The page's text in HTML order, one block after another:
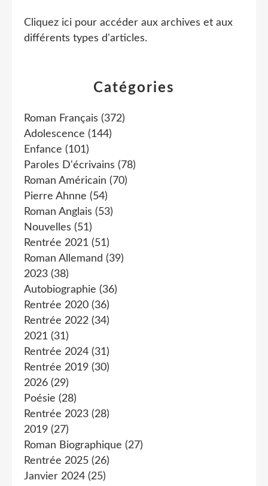
Catégories
Roman Français (372)
Adolescence (144)
Enfance (101)
Paroles D'écrivains (78)
Roman Américain (70)
Pierre Ahnne (54)
Roman Anglais (53)
Nouvelles (51)
Rentrée 2021 (51)
Roman Allemand (39)
2023 (38)
Autobiographie (36)
Rentrée 2020 (36)
Rentrée 2022 (34)
2021 (31)
Rentrée 2024 (31)
Rentrée 2019 (30)
2026 (29)
Poésie (28)
Rentrée 2023 (28)
2019 (27)
Roman Biographique (27)
Rentrée 2025 (26)
Janvier 2024 (25)
Cliquez ici pour accéder aux archives et aux
différents types d'articles.